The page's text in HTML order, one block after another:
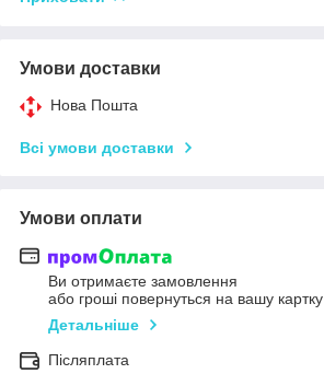
Умови доставки
Нова Пошта
Всі умови доставки
Умови оплати
Ви отримаєте замовлення
або гроші повернуться на вашу картку
Детальніше
Післяплата